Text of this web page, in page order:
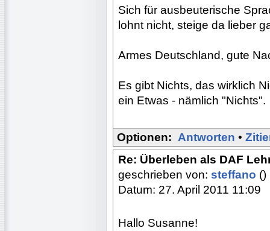
Sich für ausbeuterische
lohnt nicht, steige da lieber
Armes Deutschland, gute
Es gibt Nichts, das wirklich
ein Etwas - nämlich "Nichts".
Optionen: Antworten •
Re: Überleben als DAF
geschrieben von: steffano ()
Datum: 27. April 2011 11:09
Hallo Susanne!